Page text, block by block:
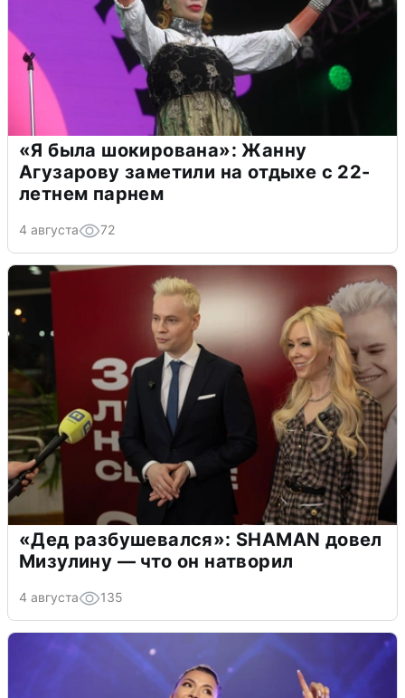
«Я была шокирована»: Жанну
Агузарову заметили на отдыхе с 22-
летнем парнем
4 августа 72
«Дед разбушевался»: SHAMAN довел
Мизулину — что он натворил
4 августа 135